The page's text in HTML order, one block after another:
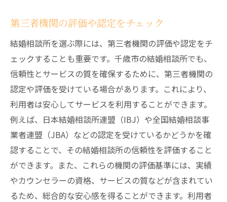
第三者機関の評価や認定をチェック
結婚相談所を選ぶ際には、第三者機関の評価や認定をチ
ェックすることも重要です。千歳市の結婚相談所でも、
信頼性とサービスの質を確保するために、第三者機関の
認定や評価を受けている場合があります。これにより、
利用者は安心してサービスを利用することができます。
例えば、日本結婚相談所連盟（IBJ）や全国結婚相談事
業者連盟（JBA）などの認定を受けているかどうかを確
認することで、その結婚相談所の信頼性を評価すること
ができます。また、これらの機関の評価基準には、実績
やカウンセラーの資格、サービスの質などが含まれてい
るため、総合的な安心感を得ることができます。利用者